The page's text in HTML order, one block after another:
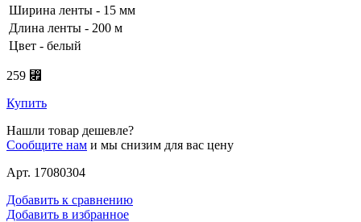
Ширина ленты - 15 мм
Длина ленты - 200 м
Цвет - белый
259 ⃏
Купить
Нашли товар дешевле?
Сообщите нам и мы снизим для вас цену
Арт. 17080304
Добавить к сравнению
Добавить в избранное